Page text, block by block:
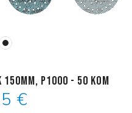
P1000 - 50 kom
€